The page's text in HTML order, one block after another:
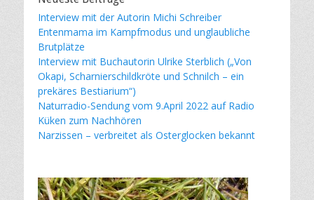
Interview mit der Autorin Michi Schreiber
Entenmama im Kampfmodus und unglaubliche
Brutplätze
Interview mit Buchautorin Ulrike Sterblich („Von
Okapi, Scharnierschildkröte und Schnilch – ein
prekäres Bestiarium“)
Naturradio-Sendung vom 9.April 2022 auf Radio
Küken zum Nachhören
Narzissen – verbreitet als Osterglocken bekannt